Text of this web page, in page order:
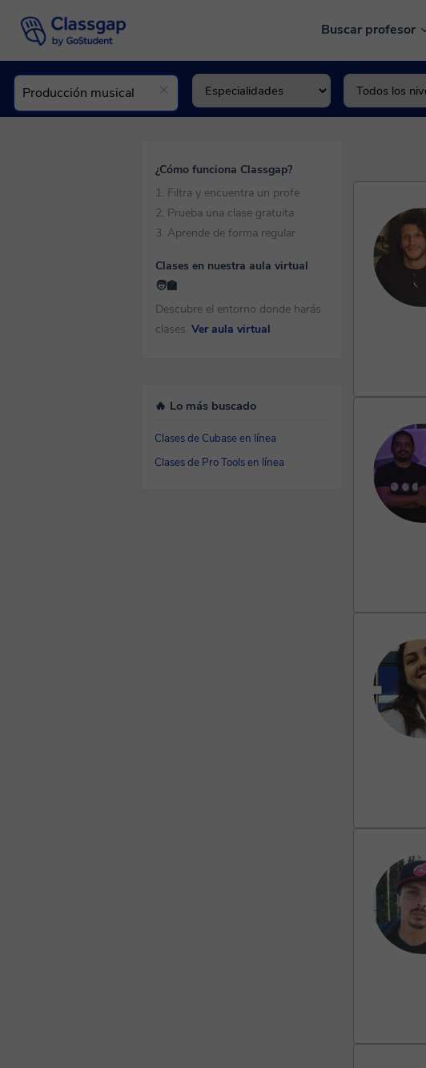
Buscar profesor
¿Cómo funciona Classgap?
1. Filtra y encuentra un profe
2. Prueba una clase gratuita
3. Aprende de forma regular
Clases en nuestra aula virtual
🧑‍🏫
Descubre el entorno donde harás
clases. Ver aula virtual
🔥 Lo más buscado
Clases de Cubase en línea
Clases de Pro Tools en línea